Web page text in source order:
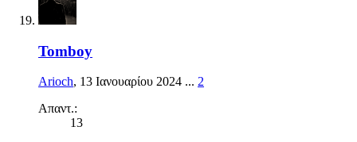
Tomboy
Arioch, 13 Ιανουαρίου 2024 ... 2
Απαντ.:
13